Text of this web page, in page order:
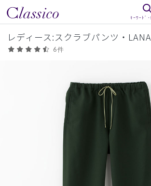
レディース:スクラブパンツ・LANA
6件